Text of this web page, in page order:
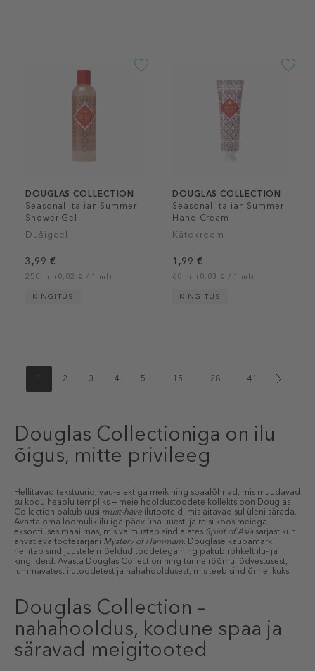
DOUGLAS COLLECTION
Seasonal Italian Summer
Shower Gel
Dušigeel
3,99 €
250 ml (0,02 € / 1 ml)
KINGITUS
DOUGLAS COLLECTION
Seasonal Italian Summer
Hand Cream
Kätekreem
1,99 €
60 ml (0,03 € / 1 ml)
KINGITUS
1 2 3 4 5 ... 15 ... 28 ... 41
Douglas Collectioniga on ilu
õigus, mitte privileeg
Hellitavad tekstuurid, vau-efektiga meik ning spaalõhnad, mis muudavad
su kodu heaolu templiks ⎼ meie hooldustoodete kollektsioon Douglas
Collection pakub uusi must-have ilutooteid, mis aitavad sul üleni särada.
Avasta oma loomulik ilu iga päev üha uuesti ja reisi koos meiega
eksootilises maailmas, mis vaimustab sind alates Spirit of Asiasarjast kuni
ahvatleva tootesarjani Mystery of Hammam. Douglase kaubamärk
hellitab sind juustele mõeldud toodetega ning pakub rohkelt ilu- ja
kingiideid. Avasta Douglas Collection ning tunne rõõmu lõdvestusest,
lummavatest ilutoodetest ja nahahooldusest, mis teeb sind õnnelikuks.
Douglas Collection –
nahahooldus, kodune spaa ja
säravad meigitooted